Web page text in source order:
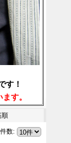
す！
す。
順
数: